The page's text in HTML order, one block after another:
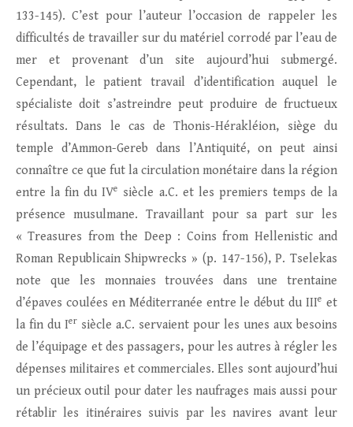
133-145). C’est pour l’auteur l’occasion de rappeler les
difficultés de travailler sur du matériel corrodé par l’eau de
mer et provenant d’un site aujourd’hui submergé.
Cependant, le patient travail d’identification auquel le
spécialiste doit s’astreindre peut produire de fructueux
résultats. Dans le cas de Thonis-Hérakléion, siège du
temple d’Ammon-Gereb dans l’Antiquité, on peut ainsi
connaître ce que fut la circulation monétaire dans la région
entre la fin du IVe
siècle a.C. et les premiers temps de la
présence musulmane. Travaillant pour sa part sur les
« Treasures from the Deep : Coins from Hellenistic and
Roman Republicain Shipwrecks » (p. 147-156), P. Tselekas
note que les monnaies trouvées dans une trentaine
d’épaves coulées en Méditerranée entre le début du IIIe et
la fin du Ier siècle a.C. servaient pour les unes aux besoins
de l’équipage et des passagers, pour les autres à régler les
dépenses militaires et commerciales. Elles sont aujourd’hui
un précieux outil pour dater les naufrages mais aussi pour
rétablir les itinéraires suivis par les navires avant leur